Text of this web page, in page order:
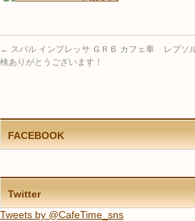
← スバル インプレッサ ＧＲＢ カフェ車
検ありがとうございます！
レプソ
FACEBOOK
Twitter
Tweets by @CafeTime_sns